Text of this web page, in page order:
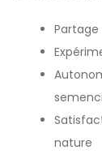
nature